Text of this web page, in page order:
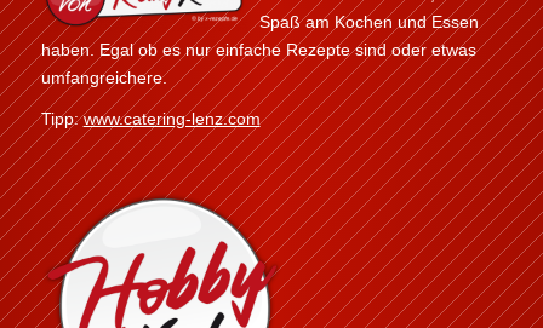
Spaß am Kochen und Essen
haben. Egal ob es nur einfache Rezepte sind oder etwas
umfangreichere.
Tipp:www.catering-lenz.com